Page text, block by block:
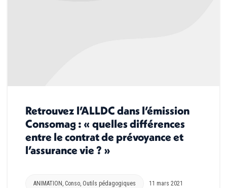
Retrouvez l’ALLDC dans l’émission
Consomag : « quelles différences
entre le contrat de prévoyance et
l’assurance vie ? »
ANIMATION , Conso, Outils pédagogiques 11 mars 2021